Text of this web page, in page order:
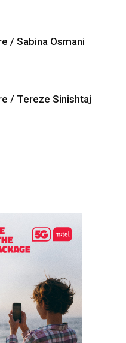
/ Sabina Osmani
/ Tereze Sinishtaj